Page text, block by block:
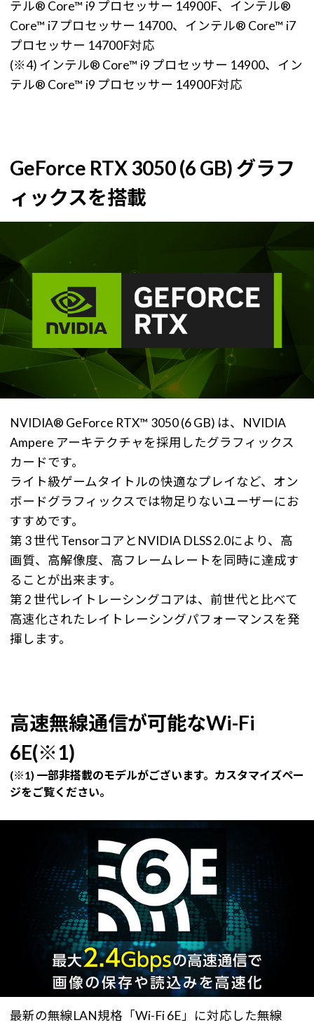
テル® Core™ i9 プロセッサー 14900F、インテル®
Core™ i7 プロセッサー 14700、インテル® Core™ i7
プロセッサー 14700F対応
(※4) インテル® Core™ i9 プロセッサー 14900、イン
テル® Core™ i9 プロセッサー 14900F対応
GeForce RTX 3050 (6 GB) グラフ
ィックスを搭載
NVIDIA® GeForce RTX™ 3050 (6 GB) は、NVIDIA
Ampere アーキテクチャを採用したグラフィックス
カードです。
ライト級ゲームタイトルの快適なプレイなど、オン
ボードグラフィックスでは物足りないユーザーにお
すすめです。
第 3 世代 TensorコアとNVIDIA DLSS 2.0により、高
画質、高解像度、高フレームレートを同時に達成す
ることが出来ます。
第 2 世代レイトレーシングコアは、前世代と比べて
高速化されたレイトレーシングパフォーマンスを発
揮します。
高速無線通信が可能なWi-Fi
6E(※1)
(※1) 一部非搭載のモデルがございます。カスタマイズペー
ジをご覧ください。
最新の無線LAN規格「Wi-Fi 6E」に対応した無線